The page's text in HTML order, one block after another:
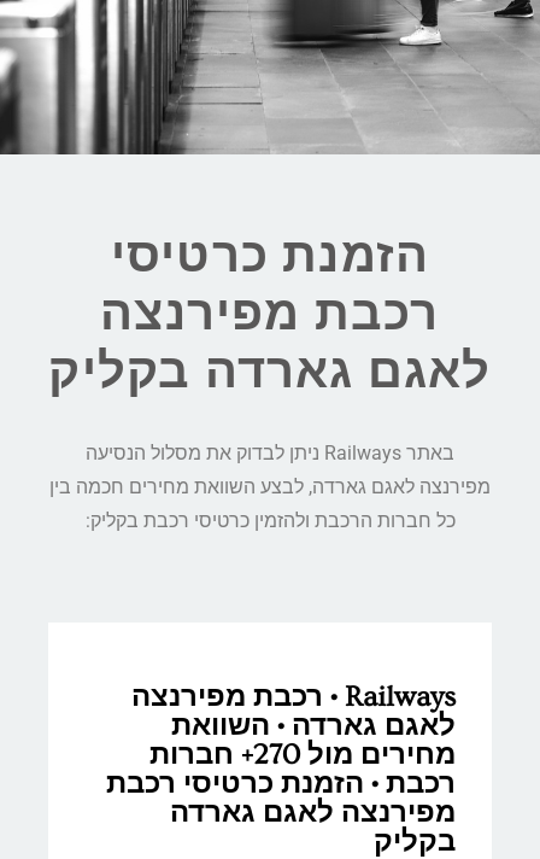
הזמנת כרטיסי
רכבת מפירנצה
לאגם גארדה בקליק
באתר Railways ניתן לבדוק את מסלול הנסיעה
מפירנצה לאגם גארדה, לבצע השוואת מחירים חכמה בין
כל חברות הרכבת ולהזמין כרטיסי רכבת בקליק:
Railways • רכבת מפירנצה
לאגם גארדה • השוואת
מחירים מול 270+ חברות
רכבת • הזמנת כרטיסי רכבת
מפירנצה לאגם גארדה
בקליק